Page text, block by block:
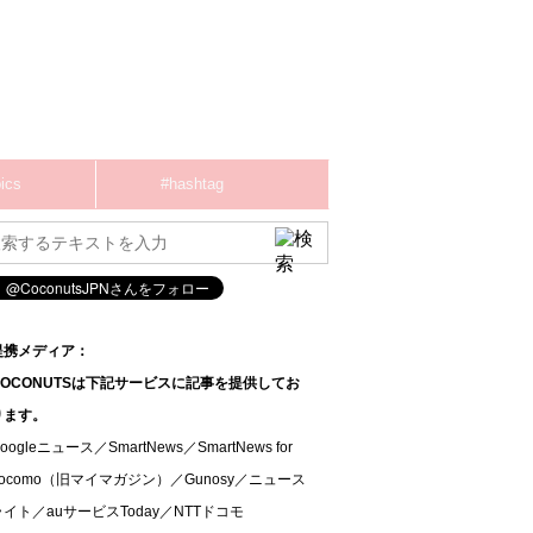
#hashtag
携メディア：
は下記サービスに記事を提供してお
す。
ニュース／SmartNews／SmartNews for
（旧マイマガジン）／Gunosy／ニュース
イト／auサービスToday／NTTドコモ